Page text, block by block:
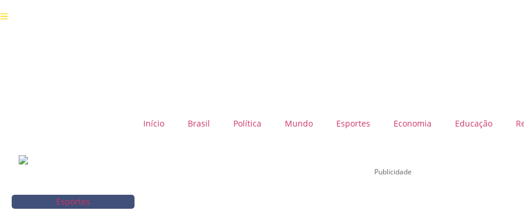
Início Brasil Política Mundo Esportes Economia Educação
Publicidade
Esportes